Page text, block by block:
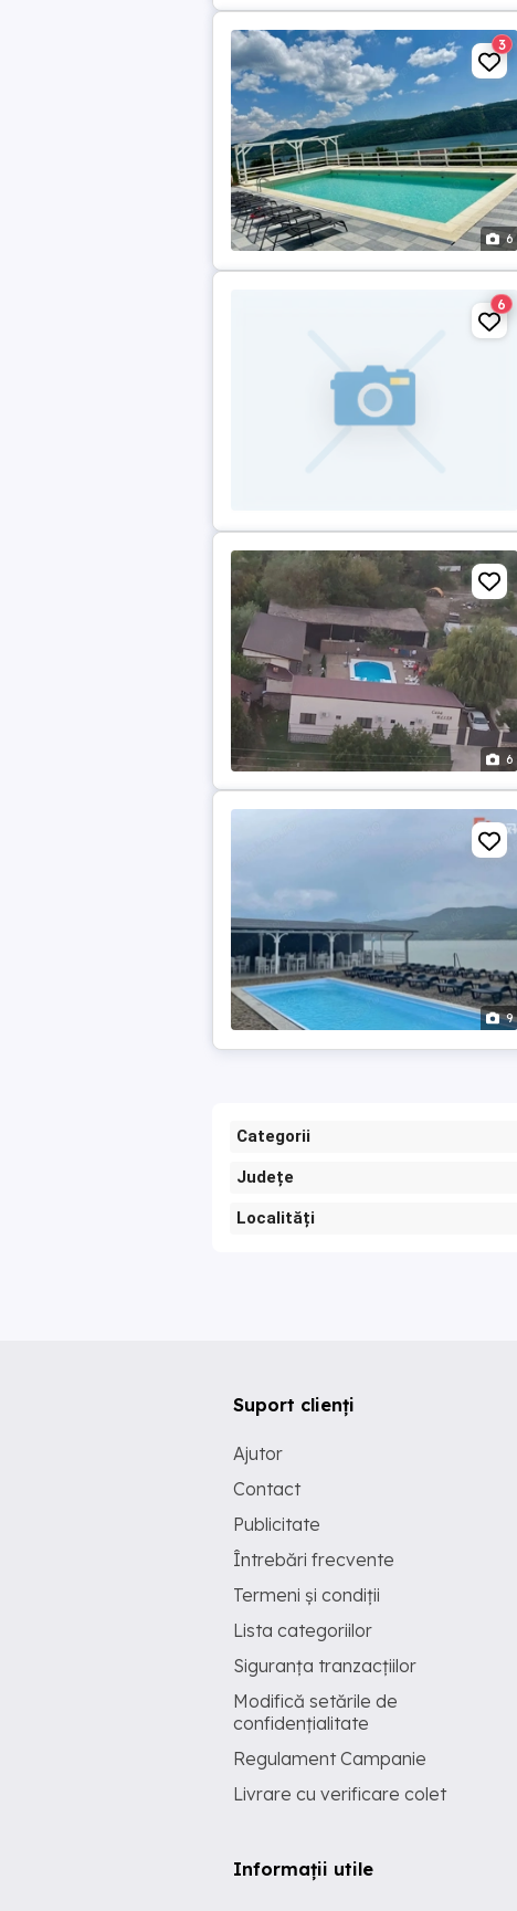
6
3
6
6
9
Categorii
Județe
Localități
Suport clienți
Ajutor
Contact
Publicitate
Întrebări frecvente
Termeni și condiții
Lista categoriilor
Siguranța tranzacțiilor
Modifică setările de
confidențialitate
Regulament Campanie
Livrare cu verificare colet
Informații utile